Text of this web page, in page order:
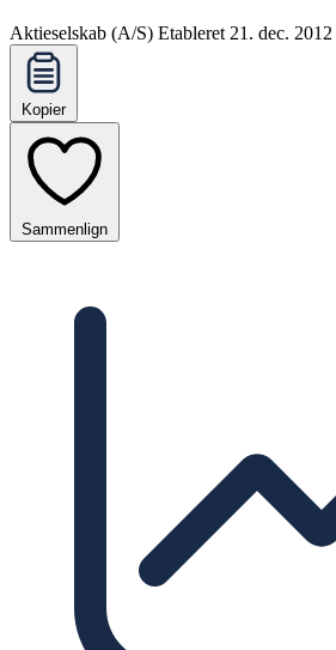
Aktieselskab (A/S) Etableret 21. dec. 2012
Kopier
Sammenlign